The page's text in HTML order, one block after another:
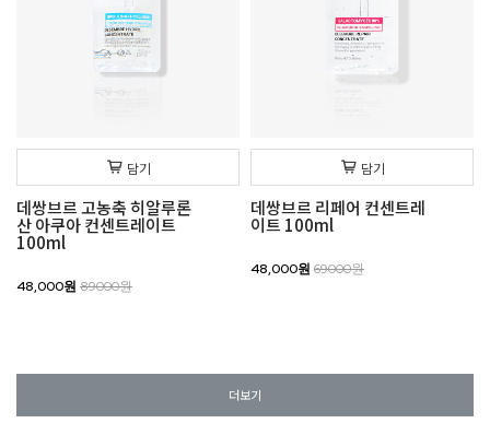
담기
데쌍브르 고농축 히알루론
산 아쿠아 컨센트레이트
100ml
48,000원 89000원
담기
데쌍브르 리페어 컨센트레
이트 100ml
48,000원 69000원
더보기